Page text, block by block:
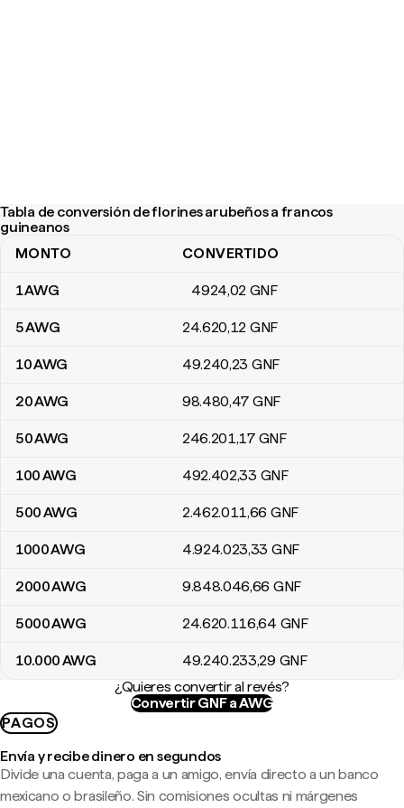
Tabla de conversión de florines arubeños a francos
guineanos
Tabla de conversión de florines arubeños a francos guineanos
MONTO CONVERTIDO
1AWG 4924,02 GNF
5AWG 24.620,12 GNF
10AWG 49.240,23 GNF
20AWG 98.480,47 GNF
50AWG 246.201,17 GNF
100AWG 492.402,33 GNF
500AWG 2.462.011,66 GNF
1000AWG 4.924.023,33 GNF
2000AWG 9.848.046,66 GNF
5000AWG 24.620.116,64 GNF
10.000AWG 49.240.233,29 GNF
¿Quieres convertir al revés?
Convertir GNF a AWG
PAGOS
Envía y recibe dinero en segundos
Divide una cuenta, paga a un amigo, envía directo a un banco
mexicano o brasileño. Sin comisiones ocultas ni márgenes